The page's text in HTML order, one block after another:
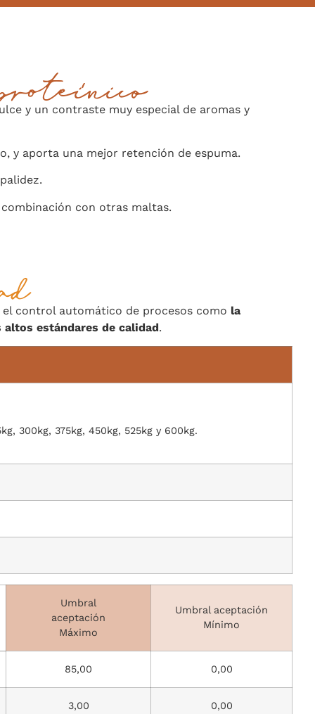
y un contraste muy especial de aromas y
y aporta una mejor retención de espuma.
con otras maltas.
control automático de procesos como la
altos estándares de calidad.
300kg, 375kg, 450kg, 525kg y 600kg.
Umbral
aceptación
Máximo
Umbral aceptación
Mínimo
85,00 0,00
3,00 0,00